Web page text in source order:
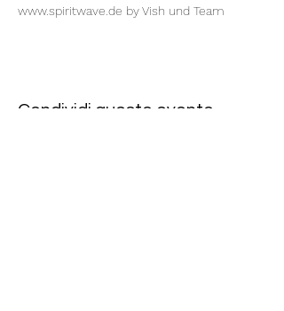
www.spiritwave.de by Vish und Team
Condividi questo evento